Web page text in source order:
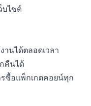
บไซต์
านได้ตลอดเวลา
คืนได้
ซื้อแพ็กเกตคอยน์ทุก